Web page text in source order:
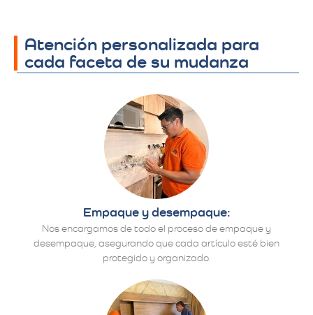
Atención personalizada para
cada faceta de su mudanza
Empaque y desempaque:
Nos encargamos de todo el proceso de empaque y
desempaque, asegurando que cada artículo esté bien
protegido y organizado.